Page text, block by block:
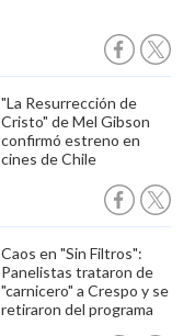
"La Resurrección de
Cristo" de Mel Gibson
confirmó estreno en
cines de Chile
Caos en "Sin Filtros":
Panelistas trataron de
"carnicero" a Crespo y se
retiraron del programa